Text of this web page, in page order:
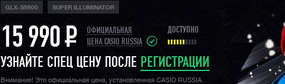
мегаполисов и с легкостью находит себя в любых
экстремальных видах спорта. Но помимо фешн
джишокам абсолютную ударопрочность, водозащиту в
200 метров и неубиваемость.
GLX-S5600 SUPER ILLUMINATOR
15 990P
ОФИЦИАЛЬНАЯ
ЦЕНА CASIO RUSSIA
ДОСТУПНО
УЗНАЙТЕ СПЕЦ ЦЕНУ ПОСЛЕ РЕГИСТРАЦИИ
Внимание! Это официальная цена, установленная CASIO RUSSIA.